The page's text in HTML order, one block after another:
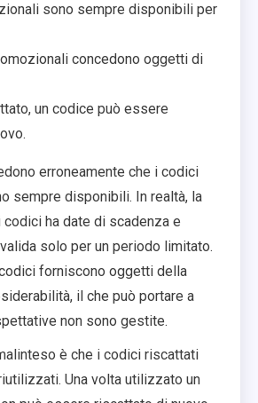
sono sempre disponibili per
concedono oggetti di
un codice può essere
erroneamente che i codici
sempre disponibili. In realtà, la
ha date di scadenza e
solo per un periodo limitato.
forniscono oggetti della
il che può portare a
non sono gestite.
è che i codici riscattati
Una volta utilizzato un